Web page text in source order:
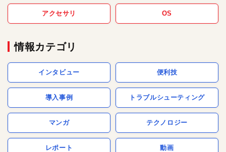
アクセサリ OS
情報カテゴリ
インタビュー 便利技
導入事例 トラブルシューティング
マンガ テクノロジー
レポート 動画